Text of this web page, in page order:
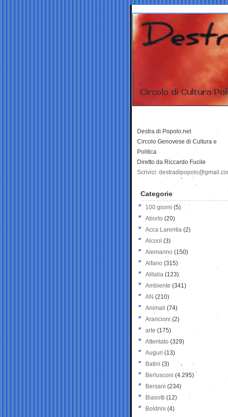
Destra di Popolo.net
Circolo Genovese di Cultura e
Politica
Diretto da Riccardo Fucile
Scrivici:
Categorie
100 giorni (5)
Aborto (20)
Acca Larentia (2)
Alcool (3)
Alemanno (150)
Alfano (315)
Alitalia (123)
Ambiente (341)
AN (210)
Animali (74)
Arancioni (2)
arte (175)
Attentato (329)
Auguri (13)
Batini (3)
Berlusconi (4.295)
Bersani (234)
Biasotti (12)
Boldrini (4)